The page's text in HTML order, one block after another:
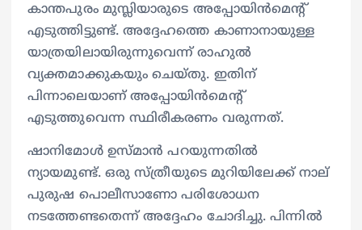
കാന്തപുരം മുസ്ലിയാരുടെ അപ്പോയിന്‍മെന്റ്
എടുത്തിട്ടുണ്ട്. അദ്ദേഹത്തെ കാണാനായുള്ള
യാത്രയിലായിരുന്നുവെന്ന് രാഹുല്‍
വ്യക്തമാക്കുകയും ചെയ്തു. ഇതിന്
പിന്നാലെയാണ് അപ്പോയിന്‍മെന്റ്
എടുത്തുവെന്ന സ്ഥിരീകരണം വരുന്നത്.
ഷാനിമോള്‍ ഉസ്മാന്‍ പറയുന്നതില്‍
ന്യായമുണ്ട്. ഒരു സ്ത്രീയുടെ മുറിയിലേക്ക് നാല്
പുരുഷ പൊലീസാണോ പരിശോധന
നടത്തേണ്ടതെന്ന് അദ്ദേഹം ചോദിച്ചു. പിന്നില്‍